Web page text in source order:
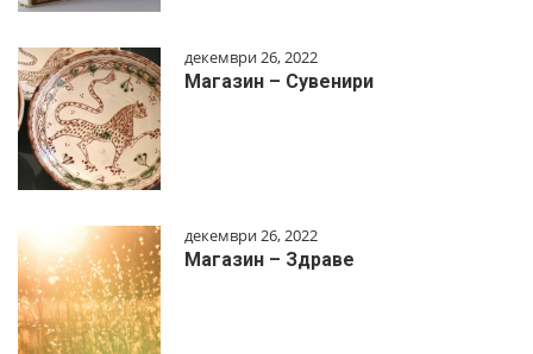
декември 26, 2022
Магазин – Сувенири
декември 26, 2022
Магазин – Здраве